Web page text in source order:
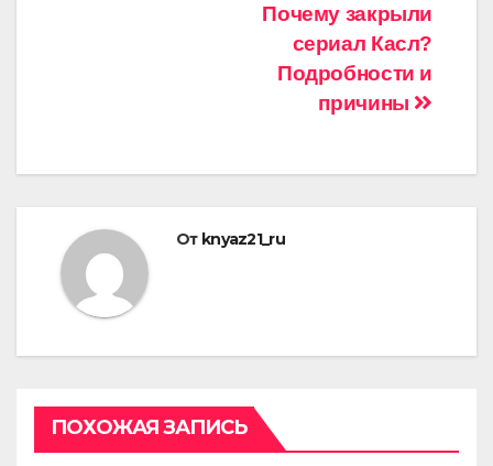
Почему закрыли
сериал Касл?
Подробности и
причины
От knyaz21_ru
ПОХОЖАЯ ЗАПИСЬ